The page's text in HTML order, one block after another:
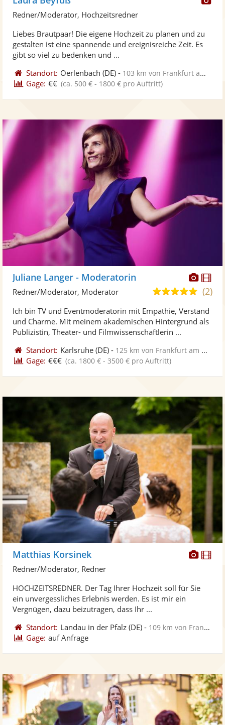
Redner/Moderator, Hochzeitsredner
Liebes Brautpaar! Die eigene Hochzeit zu planen und zu
gestalten ist eine spannende und ereignisreiche Zeit. Es
gibt so viel zu bedenken und ...
Standort: Oerlenbach (DE) - 103 km von Frankfurt am Main
Gage: €€ (ca. 500 € - 1800 € pro Auftritt)
Fotos
Juliane Langer - Moderatorin
4,9
5
(2)
Redner/Moderator, Moderator
Ich bin TV und Eventmoderatorin mit Empathie, Verstand
und Charme. Mit meinem akademischen Hintergrund als
Publizistin, Theater- und Filmwissenschaftlerin ...
Standort: Karlsruhe (DE) - 125 km von Frankfurt am Main
Gage: €€€ (ca. 1800 € - 3500 € pro Auftritt)
Fotos
Matthias Korsinek
Redner/Moderator, Redner
HOCHZEITSREDNER. Der Tag Ihrer Hochzeit soll für Sie
ein unvergessliches Erlebnis werden. Es ist mir ein
Vergnügen, dazu beizutragen, dass Ihr ...
Standort: Landau in der Pfalz (DE) - 109 km von Frankfurt am Main
Gage: auf Anfrage